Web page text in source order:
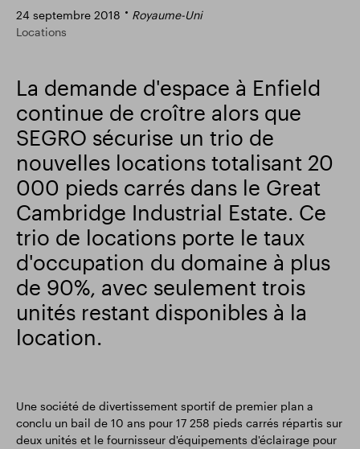
Résultats financiers
Parc intelligent
24 septembre 2018
Royaume-Uni
Locations
La demande d'espace à Enfield
continue de croître alors que
SEGRO sécurise un trio de
nouvelles locations totalisant 20
000 pieds carrés dans le Great
Cambridge Industrial Estate. Ce
trio de locations porte le taux
d'occupation du domaine à plus
de 90%, avec seulement trois
unités restant disponibles à la
location.
Une société de divertissement sportif de premier plan a
conclu un bail de 10 ans pour 17 258 pieds carrés répartis sur
deux unités et le fournisseur d'équipements d'éclairage pour